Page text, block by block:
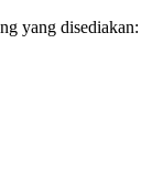
yang disediakan: